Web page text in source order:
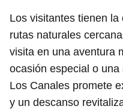
Los visitantes tienen
rutas naturales
visita en una aventura
ocasión especial o
Los Canales promete
y un descanso